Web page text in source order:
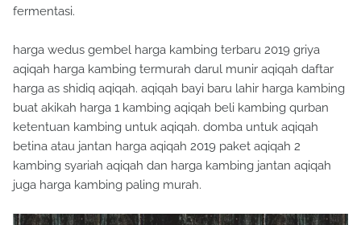
fermentasi.
harga wedus gembel harga kambing terbaru 2019 griya
aqiqah harga kambing termurah darul munir aqiqah daftar
harga as shidiq aqiqah. aqiqah bayi baru lahir harga kambing
buat akikah harga 1 kambing aqiqah beli kambing qurban
ketentuan kambing untuk aqiqah. domba untuk aqiqah
betina atau jantan harga aqiqah 2019 paket aqiqah 2
kambing syariah aqiqah dan harga kambing jantan aqiqah
juga harga kambing paling murah.